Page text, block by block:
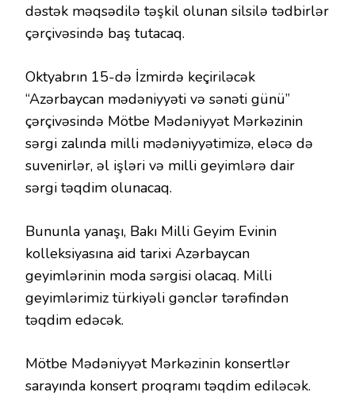
dəstək məqsədilə təşkil olunan silsilə tədbirlər
çərçivəsində baş tutacaq.
Oktyabrın 15-də İzmirdə keçiriləcək
“Azərbaycan mədəniyyəti və sənəti günü”
çərçivəsində Mötbe Mədəniyyət Mərkəzinin
sərgi zalında milli mədəniyyətimizə, eləcə də
suvenirlər, əl işləri və milli geyimlərə dair
sərgi təqdim olunacaq.
Bununla yanaşı, Bakı Milli Geyim Evinin
kolleksiyasına aid tarixi Azərbaycan
geyimlərinin moda sərgisi olacaq. Milli
geyimlərimiz türkiyəli gənclər tərəfindən
təqdim edəcək.
Mötbe Mədəniyyət Mərkəzinin konsertlər
sarayında konsert proqramı təqdim ediləcək.